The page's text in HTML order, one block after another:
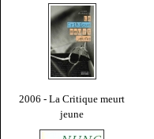
2006 - La Critique meurt
jeune